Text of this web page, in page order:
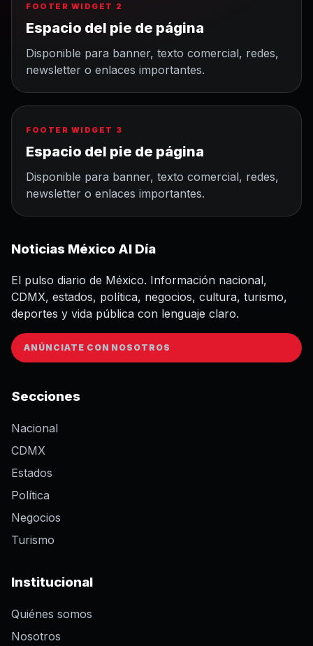
FOOTER WIDGET 2
Espacio del pie de página
Disponible para banner, texto comercial, redes,
newsletter o enlaces importantes.
FOOTER WIDGET 3
Espacio del pie de página
Disponible para banner, texto comercial, redes,
newsletter o enlaces importantes.
Noticias México Al Día
El pulso diario de México. Información nacional,
CDMX, estados, política, negocios, cultura, turismo,
deportes y vida pública con lenguaje claro.
ANÚNCIATE CON NOSOTROS
Secciones
Nacional
CDMX
Estados
Política
Negocios
Turismo
Institucional
Quiénes somos
Nosotros